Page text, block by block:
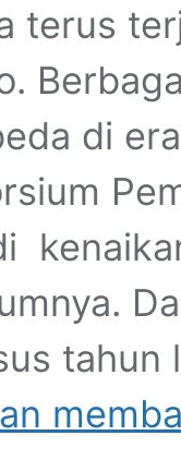
di
tahun